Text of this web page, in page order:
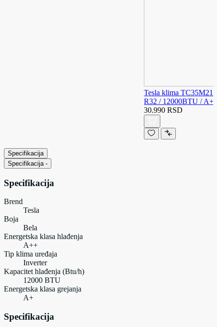
Tesla klima
R32 / 12000BTU /
30.990 RSD
Specifikacija
Specifikacija -
Specifikacija
Brend
Tesla
Boja
Bela
Energetska klasa hlađenja
A++
Tip klima uređaja
Inverter
Kapacitet hlađenja (Btu/h)
12000 BTU
Energetska klasa grejanja
A+
Specifikacija